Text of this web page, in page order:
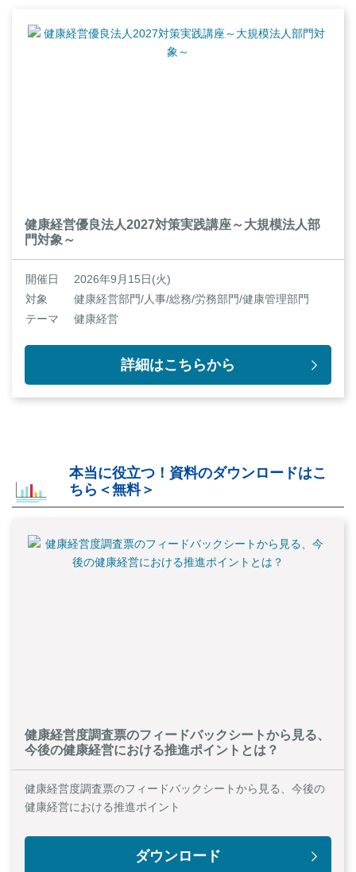
健康経営優良法人2027対策実践講座～大規模法人部
門対象～
開催日
2026年9月15日(火)
対象
健康経営部門/人事/総務/労務部門/健康管理部門
テーマ
健康経営
詳細はこちらから
本当に役立つ！資料のダウンロードはこ
ちら＜無料＞
健康経営度調査票のフィードバックシートから見る、
今後の健康経営における推進ポイントとは？
健康経営度調査票のフィードバックシートから見る、今後の
健康経営における推進ポイント
ダウンロード